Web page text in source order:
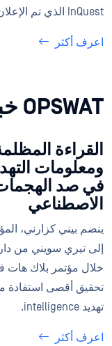
InQuest الذي تم الإعلان عنه في مؤتمر Black Hat USA.
اعرف أكثر
OPSWAT خبر
القراءة
ومعلومات
في صد الهجمات
الاصطناعي
إلى تيري سويني من
خلال مؤتمر بلاك هات
تحقيق أقصى استفادة
تهديد intelligence.
اعرف أكثر